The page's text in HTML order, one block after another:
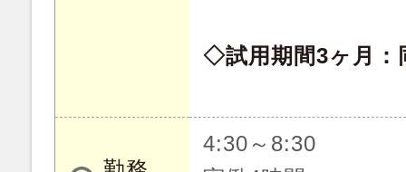
◇試用期間3ヶ月：
4:30～8:30